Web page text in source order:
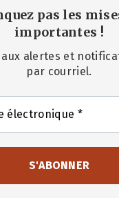
pas les
importantes !
aux alertes et
par courriel.